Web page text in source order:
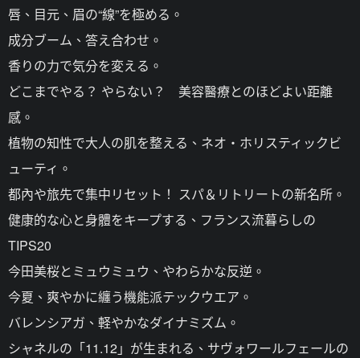
唇、目元、眉の“線”を極める。
成分ブーム、答え合わせ。
香りの力で気分を変える。
どこまでやる？ やらない？ 美容醫療とのほどよい距離
感。
植物の知性で大人の肌を整える、ネオ・ホリスティックビ
ューティ。
都內や旅先で集中リセット！ スパ＆リトリートの新名所。
健康的な心と身體をキープする、フランス流暮らしの
TIPS20
今田美桜とミュウミュウ、やわらかな反逆。
今夏、爽やかに纏う機能派テックウエア。
バレンシアガ、軽やかなダイナミズム。
シャネルの「11.12」が生まれる、サヴォワールフェールの